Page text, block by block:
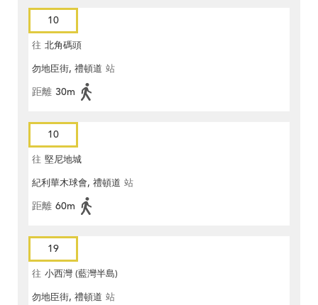
10
往 北角碼頭
勿地臣街, 禮頓道 站
距離 30m
10
往 堅尼地城
紀利華木球會, 禮頓道 站
距離 60m
19
往 小西灣 (藍灣半島)
勿地臣街, 禮頓道 站